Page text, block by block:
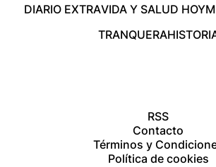
DIARIO EXTRAVIDA Y SALUD HOY
TRANQUERA
RSS
Contacto
Términos y
Política de cookies